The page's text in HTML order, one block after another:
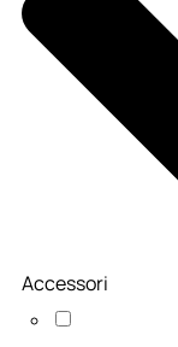
Accessori